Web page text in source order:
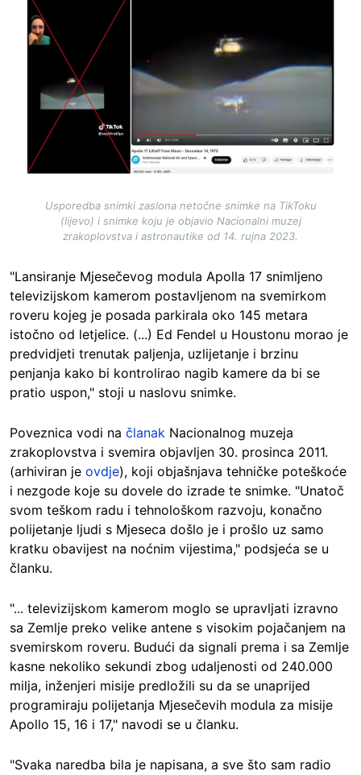
Usporedba snimki zaslona netočne snimke na TikToku
(lijevo) i snimke koju je objavio Nacionalni muzej
zrakoplovstva i astronautike od 14. rujna 2023.
"Lansiranje Mjesečevog modula Apolla 17 snimljeno
televizijskom kamerom postavljenom na svemirkom
roveru kojeg je posada parkirala oko 145 metara
istočno od letjelice. (...) Ed Fendel u Houstonu morao je
predvidjeti trenutak paljenja, uzlijetanje i brzinu
penjanja kako bi kontrolirao nagib kamere da bi se
pratio uspon," stoji u naslovu snimke.
Poveznica vodi na članak Nacionalnog muzeja
zrakoplovstva i svemira objavljen 30. prosinca 2011.
(arhiviran je ovdje), koji objašnjava tehničke poteškoće
i nezgode koje su dovele do izrade te snimke. "Unatoč
svom teškom radu i tehnološkom razvoju, konačno
polijetanje ljudi s Mjeseca došlo je i prošlo uz samo
kratku obavijest na noćnim vijestima," podsjeća se u
članku.
"... televizijskom kamerom moglo se upravljati izravno
sa Zemlje preko velike antene s visokim pojačanjem na
svemirskom roveru. Budući da signali prema i sa Zemlje
kasne nekoliko sekundi zbog udaljenosti od 240.000
milja, inženjeri misije predložili su da se unaprijed
programiraju polijetanja Mjesečevih modula za misije
Apollo 15, 16 i 17," navodi se u članku.
"Svaka naredba bila je napisana, a sve što sam radio